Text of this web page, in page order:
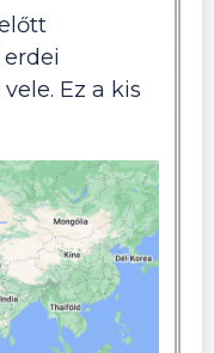
Ez a kis